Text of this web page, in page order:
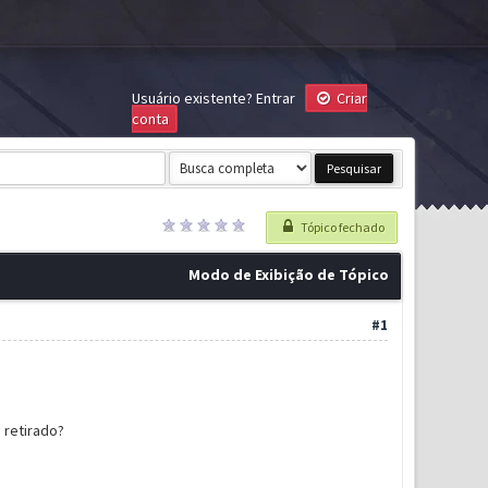
Usuário existente? Entrar
Criar
conta
Tópico fechado
Modo de Exibição de Tópico
#1
retirado?